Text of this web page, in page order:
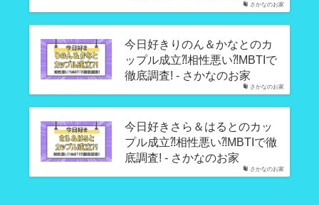
さかなのお家
さかなのお家
今日好きりのん＆かなとのカ
ップル成立⁈相性悪い⁈MBTIで
徹底調査! - さかなのお家
さかなのお家
今日好きさら＆はるとのカッ
プル成立⁈相性悪い⁈MBTIで徹
底調査! - さかなのお家